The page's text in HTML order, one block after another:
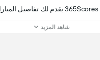
شاهد المزيد